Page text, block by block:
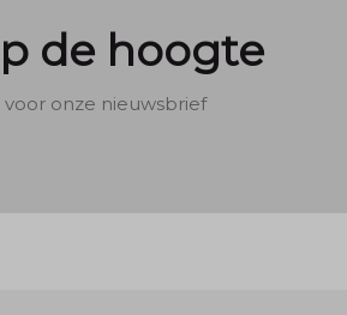
de hoogte
voor onze nieuwsbrief